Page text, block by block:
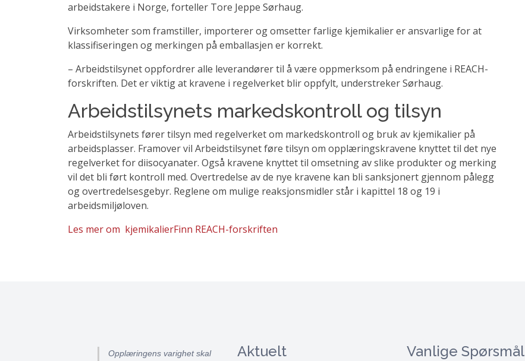
arbeidstakere i Norge, forteller Tore Jeppe Sørhaug.
Virksomheter som framstiller, importerer og omsetter farlige kjemikalier er ansvarlige for at
klassifiseringen og merkingen på emballasjen er korrekt.
– Arbeidstilsynet oppfordrer alle leverandører til å være oppmerksom på endringene i REACH-
forskriften. Det er viktig at kravene i regelverket blir oppfylt, understreker Sørhaug.
Arbeidstilsynets markedskontroll og tilsyn
Arbeidstilsynets fører tilsyn med regelverket om markedskontroll og bruk av kjemikalier på
arbeidsplasser. Framover vil Arbeidstilsynet føre tilsyn om opplæringskravene knyttet til det nye
regelverket for diisocyanater. Også kravene knyttet til omsetning av slike produkter og merking
vil det bli ført kontroll med. Overtredelse av de nye kravene kan bli sanksjonert gjennom pålegg
og overtredelsesgebyr. Reglene om mulige reaksjonsmidler står i kapittel 18 og 19 i
arbeidsmiljøloven.
Les mer om kjemikalierFinn REACH-forskriften
Opplæringens varighet skal
Aktuelt Vanlige Spørsmål